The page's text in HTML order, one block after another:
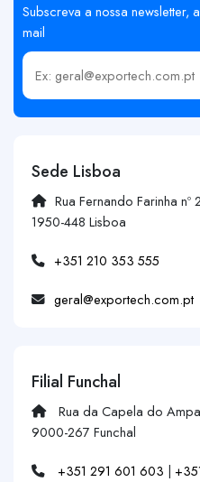
Subscreva a nossa newsletter,
mail
Insira o seu email
Sede Lisboa
Rua Fernando Farinha
1950-448 Lisboa
+351 210 353 555
geral@exportech.com.pt
Filial Funchal
Rua da Capela do
9000-267 Funchal
+351 291 601 603 |